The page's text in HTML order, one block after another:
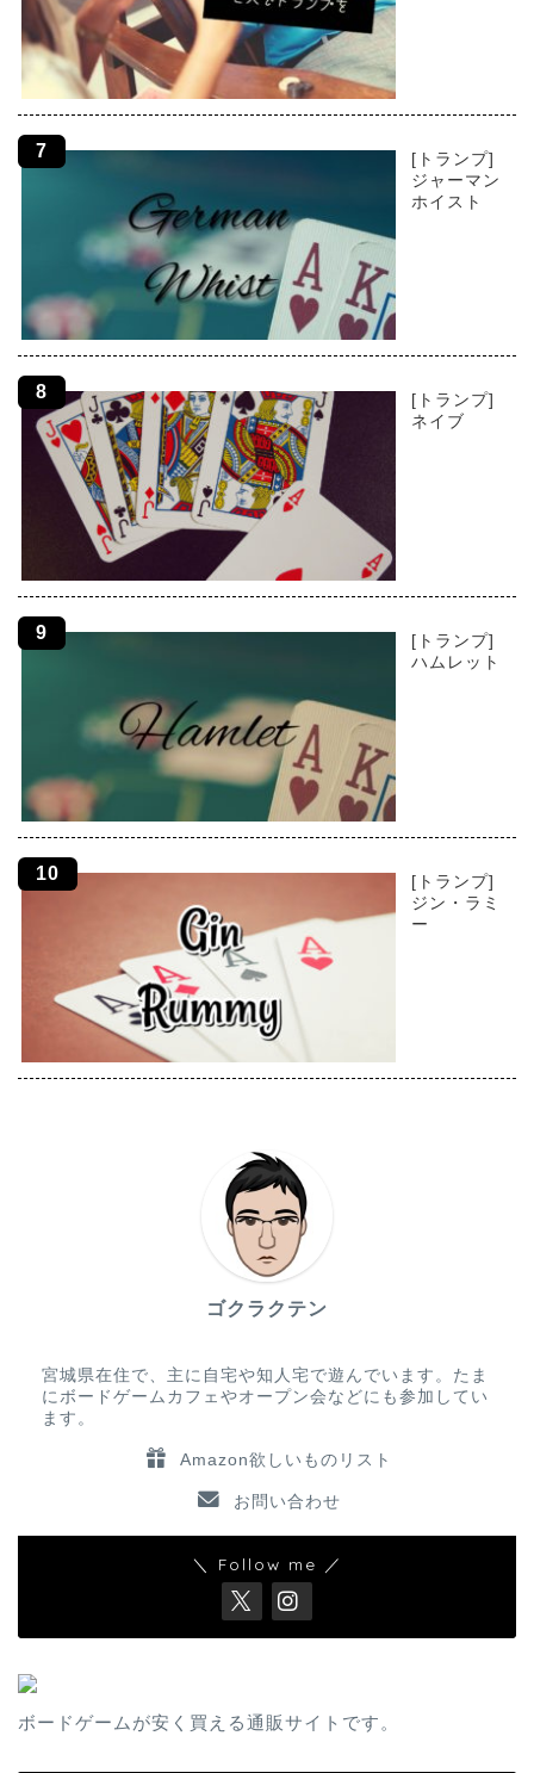
[トランプ]
ジャーマン
ホイスト
[トランプ]
ネイブ
[トランプ]
ハムレット
[トランプ]
ジン・ラミ
ー
ゴクラクテン
宮城県在住で、主に自宅や知人宅で遊んでいます。たま
にボードゲームカフェやオープン会などにも参加してい
ます。
Amazon欲しいものリスト
お問い合わせ
＼ Follow me ／
ボードゲームが安く買える通販サイトです。